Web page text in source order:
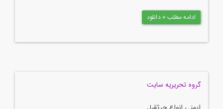
ادامه مطلب + دانلود
گروه تحریریه سایت